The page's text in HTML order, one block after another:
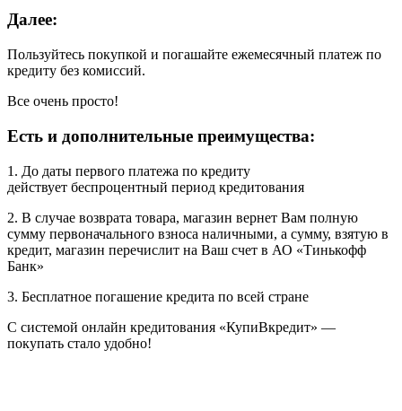
Далее:
Пользуйтесь покупкой и погашайте ежемесячный платеж по
кредиту без комиссий.
Все очень просто!
Есть и дополнительные преимущества:
1. До даты первого платежа по кредиту
действует беспроцентный период кредитования
2. В случае возврата товара, магазин вернет Вам полную
сумму первоначального взноса наличными, а сумму, взятую в
кредит, магазин перечислит на Ваш счет в АО «Тинькофф
Банк»
3. Бесплатное погашение кредита по всей стране
С системой онлайн кредитования «КупиВкредит» —
покупать стало удобно!